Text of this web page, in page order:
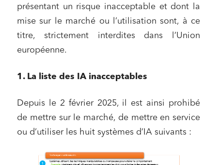
présentant un risque inacceptable et dont la
mise sur le marché ou l’utilisation sont, à ce
titre, strictement interdites dans l’Union
européenne.
1. La liste des IA inacceptables
Depuis le 2 février 2025, il est ainsi prohibé
de mettre sur le marché, de mettre en service
ou d’utiliser les huit systèmes d’IA suivants :